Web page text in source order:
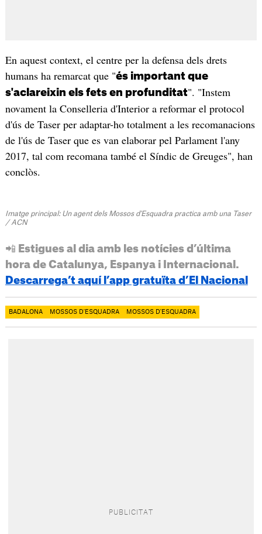
En aquest context, el centre per la defensa dels drets
humans ha remarcat que "és important que
s'aclareixin els fets en profunditat". "Instem
novament la Conselleria d'Interior a reformar el protocol
d'ús de Taser per adaptar-ho totalment a les recomanacions
de l'ús de Taser que es van elaborar pel Parlament l'any
2017, tal com recomana també el Síndic de Greuges", han
conclòs.
Imatge principal: Un agent dels Mossos d'Esquadra practica amb una Taser
/ ACN
📲 Estigues al dia amb les notícies d’última
hora de Catalunya, Espanya i Internacional.
Descarrega’t aquí l’app gratuïta d’El Nacional
BADALONA MOSSOS D'ESQUADRA MOSSOS D'ESQUADRA